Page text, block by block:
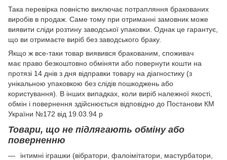
Така перевірка повністю виключає потрапляння бракованих
виробів в продаж. Саме тому при отриманні замовник може
виявити сліди розтину заводської упаковки. Однак це гарантує,
що ви отримаєте виріб без заводського браку.
Якщо ж все-таки товар виявився бракованим, споживач
має право безкоштовно обміняти або повернути кошти на
протязі 14 днів з дня відправки товару на діагностику (з
унікальною упаковкою без слідів пошкоджень або
користування). В інших випадках, коли виріб належної якості,
обмін і повернення здійснюється відповідно до Постанови КМ
України №172 від 19.03.94 р
Товари, що не підлягають обміну або
поверненню
інтимні іграшки (вібратори, фалоімітатори, мастурбатори,